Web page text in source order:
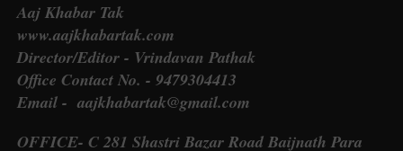
Aaj Khabar Tak
www.aajkhabartak.com
Director/Editor - Vrindavan Pathak
Office Contact No. - 9479304413
Email - aajkhabartak@gmail.com
OFFICE- C 281 Shastri Bazar Road Baijnath Para